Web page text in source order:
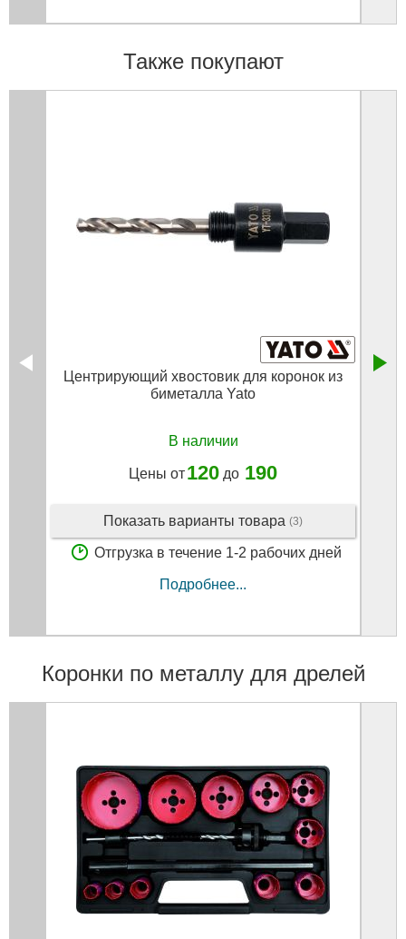
Также покупают
Центрирующий хвостовик для коронок из
биметалла Yato
В наличии
Цены от120 до 190
Показать варианты товара (3)
Отгрузка в течение 1-2 рабочих дней
Подробнее...
Коронки по металлу для дрелей